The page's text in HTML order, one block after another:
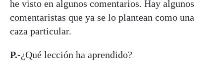
he visto en algunos comentarios. Hay algunos
comentaristas que ya se lo plantean como una
caza particular.
P.-¿Qué lección ha aprendido?